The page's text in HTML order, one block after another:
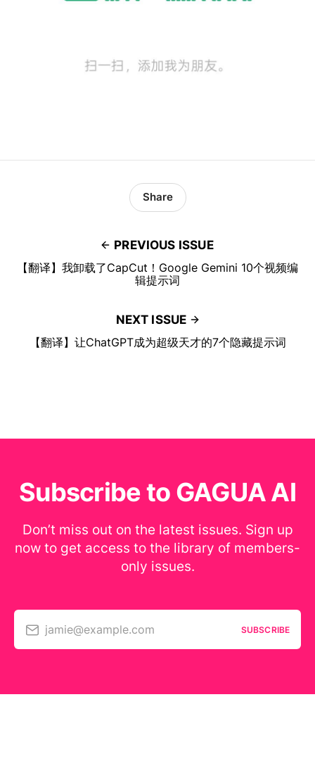
PREVIOUS ISSUE
【翻译】我卸载了CapCut！Google Gemini 10个视频编
辑提示词
Share
NEXT ISSUE
【翻译】让ChatGPT成为超级天才的7个隐藏提示词
Subscribe to GAGUA AI
Don’t miss out on the latest issues. Sign up
now to get access to the library of members-
only issues.
jamie@example.com SUBSCRIBE